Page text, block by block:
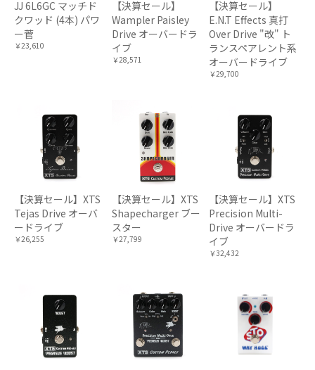
JJ 6L6GC マッチド
クワッド (4本) パワ
ー菅
￥23,610
【決算セール】
Wampler Paisley
Drive オーバードラ
イブ
￥28,571
【決算セール】
E.N.T Effects 真打
Over Drive "改" ト
ランスペアレント系
オーバードライブ
￥29,700
【決算セール】XTS
Tejas Drive オーバ
ードライブ
￥26,255
【決算セール】XTS
Shapecharger ブー
スター
￥27,799
【決算セール】XTS
Precision Multi-
Drive オーバードラ
イブ
￥32,432